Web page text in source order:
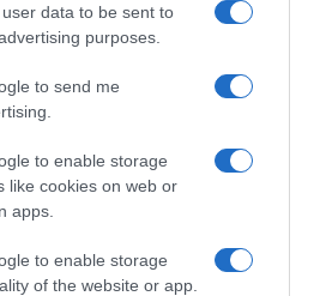
data to be sent to
purposes.
to send me
to enable storage
like cookies on web or
apps.
to enable storage
of the website or app.
WTIυποχωρούσε κατά
ενώ η πτώση
μετά το άνοιγμα.
αντιμετωπίσει ισχυρό
του πολέμου στις 28
κλείσιμο των Στενών του
περίπου το ένα